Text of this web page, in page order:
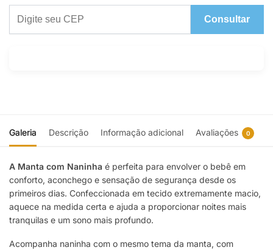
Consultar
Galeria Descrição Informação adicional Avaliações 0
A Manta com Naninha é perfeita para envolver o bebê em
conforto, aconchego e sensação de segurança desde os
primeiros dias. Confeccionada em tecido extremamente macio,
aquece na medida certa e ajuda a proporcionar noites mais
tranquilas e um sono mais profundo.
Acompanha naninha com o mesmo tema da manta, com